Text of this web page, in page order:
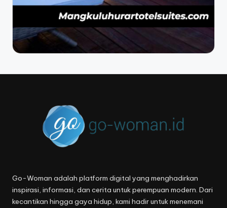
Go-Woman adalah platform digital yang menghadirkan
inspirasi, informasi, dan cerita untuk perempuan modern. Dari
kecantikan hingga gaya hidup, kami hadir untuk menemani